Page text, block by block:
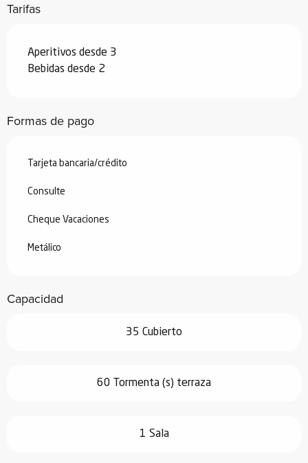
Tarifas
Aperitivos desde 3
Bebidas desde 2
Formas de pago
Tarjeta bancaria/crédito
Consulte
Cheque Vacaciones
Metálico
Capacidad
35 Cubierto
60 Tormenta (s) terraza
1 Sala